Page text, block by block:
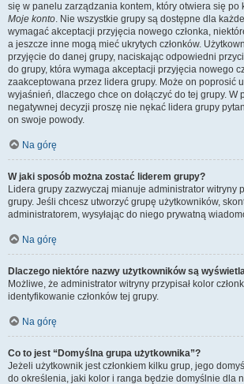
się w panelu zarządzania kontem, który otwiera się po
Moje konto. Nie wszystkie grupy są dostępne dla
wymagać akceptacji przyjęcia nowego członka,
a jeszcze inne mogą mieć ukrytych członków.
przyjęcie do danej grupy, naciskając odpowiedni
do grupy, która wymaga akceptacji przyjęcia nowego
zaakceptowana przez lidera grupy. Może on poprosić
wyjaśnień, dlaczego chce on dołączyć do tej grupy. W
negatywnej decyzji proszę nie nękać lidera grupy
on swoje powody.
Na górę
W jaki sposób można zostać liderem grupy?
Lidera grupy zazwyczaj mianuje administrator witryny
grupy. Jeśli chcesz utworzyć grupę użytkowników,
administratorem, wysyłając do niego prywatną
Na górę
Dlaczego niektóre nazwy użytkowników są
Możliwe, że administrator witryny przypisał kolor
identyfikowanie członków tej grupy.
Na górę
Co to jest “Domyślna grupa użytkownika”?
Jeżeli użytkownik jest członkiem kilku grup, jego
do określenia, jaki kolor i ranga będzie domyślnie dla